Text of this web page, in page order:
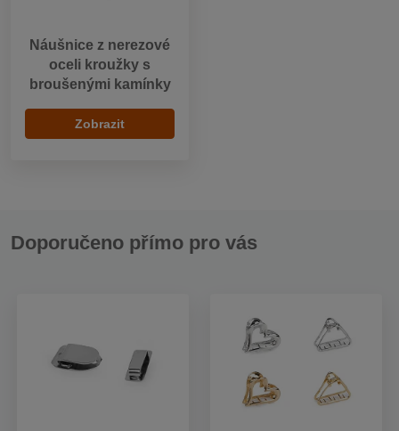
Náušnice z nerezové
oceli kroužky s
broušenými kamínky
Zobrazit
Doporučeno přímo pro vás